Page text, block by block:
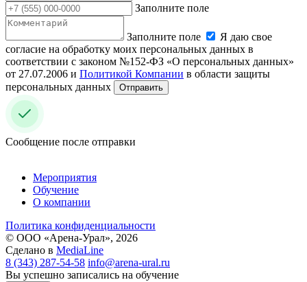
Заполните поле
Заполните поле
Я даю свое
согласие на обработку моих персональных данных в
соответствии с законом №152-ФЗ «О персональных данных»
от 27.07.2006 и Политикой Компании в области защиты
персональных данных
Отправить
Сообщение после отправки
Мероприятия
Обучение
О компании
Политика конфиденциальности
© ООО «Арена-Урал», 2026
Сделано в MediaLine
8 (343) 287-54-58 info@arena-ural.ru
Вы успешно записались на обучение